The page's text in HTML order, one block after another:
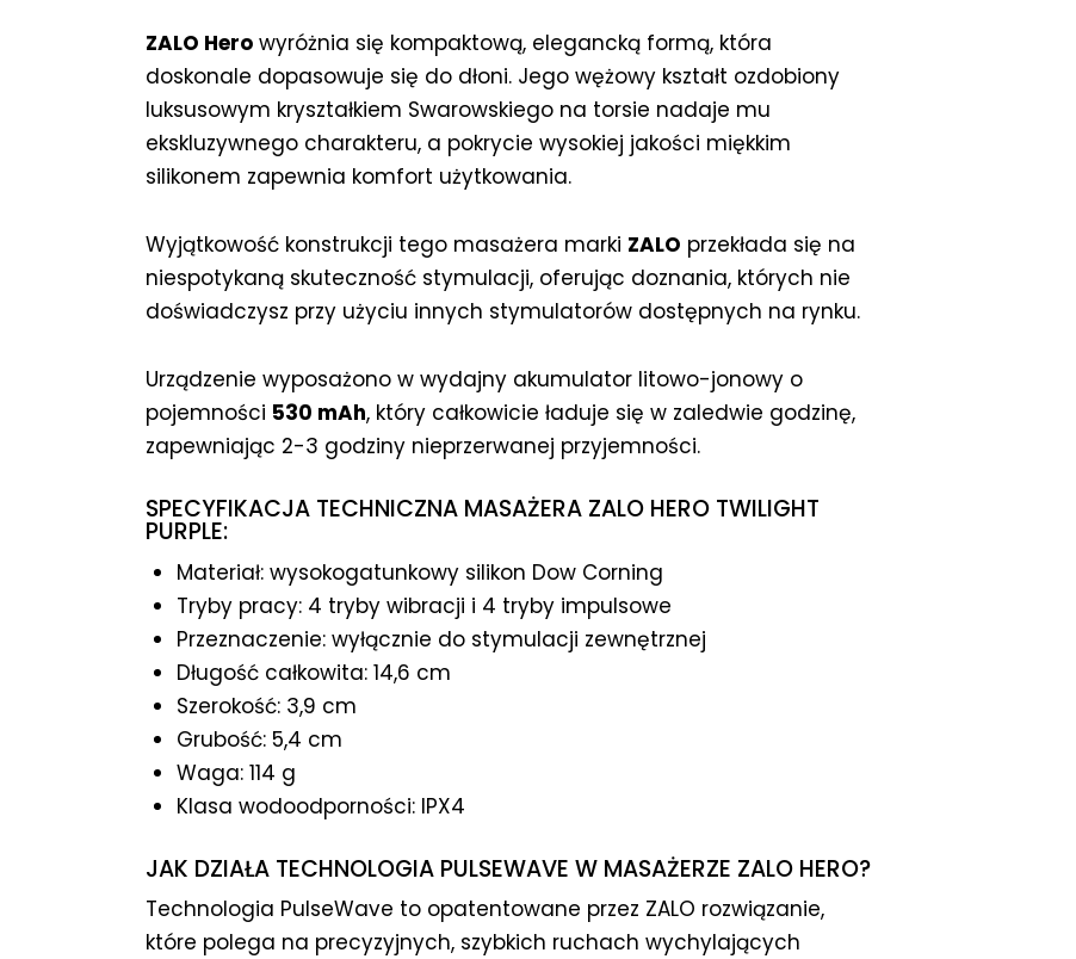
ZALO Hero wyróżnia się kompaktową, elegancką formą, która
doskonale dopasowuje się do dłoni. Jego wężowy kształt ozdobiony
luksusowym kryształkiem Swarowskiego na torsie nadaje mu
ekskluzywnego charakteru, a pokrycie wysokiej jakości miękkim
silikonem zapewnia komfort użytkowania.
Wyjątkowość konstrukcji tego masażera marki ZALO przekłada się na
niespotykaną skuteczność stymulacji, oferując doznania, których nie
doświadczysz przy użyciu innych stymulatorów dostępnych na rynku.
Urządzenie wyposażono w wydajny akumulator litowo-jonowy o
pojemności 530 mAh, który całkowicie ładuje się w zaledwie godzinę,
zapewniając 2-3 godziny nieprzerwanej przyjemności.
SPECYFIKACJA TECHNICZNA MASAŻERA ZALO HERO TWILIGHT
PURPLE:
Materiał: wysokogatunkowy silikon Dow Corning
Tryby pracy: 4 tryby wibracji i 4 tryby impulsowe
Przeznaczenie: wyłącznie do stymulacji zewnętrznej
Długość całkowita: 14,6 cm
Szerokość: 3,9 cm
Grubość: 5,4 cm
Waga: 114 g
Klasa wodoodporności: IPX4
JAK DZIAŁA TECHNOLOGIA PULSEWAVE W MASAŻERZE ZALO HERO?
Technologia PulseWave to opatentowane przez ZALO rozwiązanie,
które polega na precyzyjnych, szybkich ruchach wychylających